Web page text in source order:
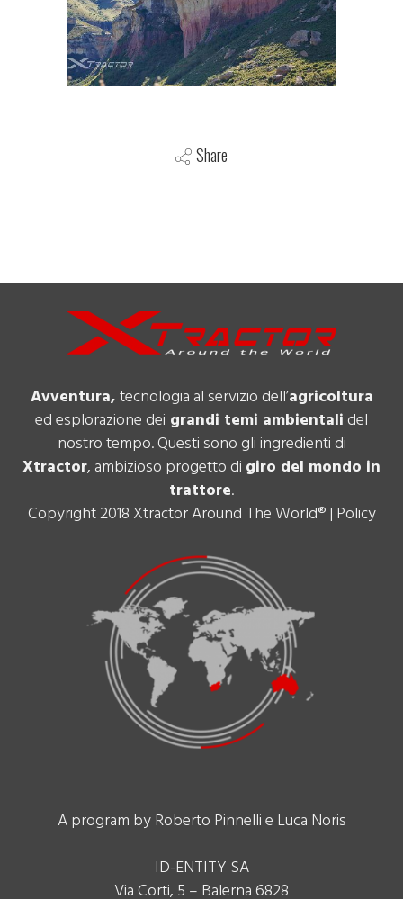
Share
Avventura,tecnologia al servizio dell’agricoltura
ed esplorazione dei grandi temi ambientalidel
nostro tempo. Questi sono gli ingredienti di
Xtractor, ambizioso progetto di giro del mondo in
trattore.
Copyright 2018 Xtractor Around The World® | Policy
A program by Roberto Pinnelli e Luca Noris
ID-ENTITY SA
Via Corti, 5 – Balerna 6828